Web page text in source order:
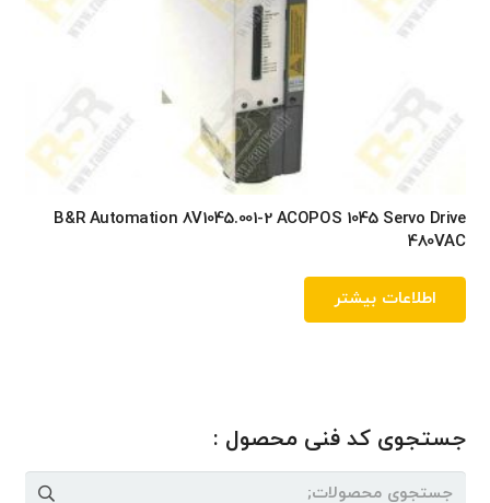
B&R Automation 8V1045.001-2 ACOPOS 1045 Servo Drive
480VAC
اطلاعات بیشتر
جستجوی کد فنی محصول :
جستجو